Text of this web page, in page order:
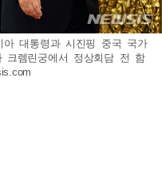
아 대통령과 시진핑 중국 국가
크렘린궁에서 정상회담 전 함